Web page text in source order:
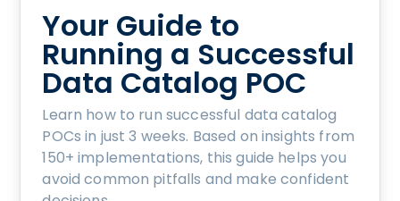
Your Guide to
Running a Successful
Data Catalog POC
Learn how to run successful data catalog
POCs in just 3 weeks. Based on insights from
150+ implementations, this guide helps you
avoid common pitfalls and make confident